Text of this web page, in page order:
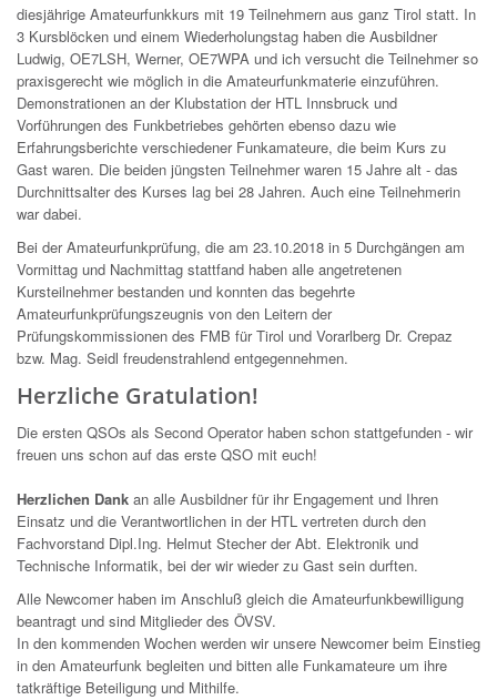
diesjährige Amateurfunkkurs mit 19 Teilnehmern aus ganz Tirol statt. In
3 Kursblöcken und einem Wiederholungstag haben die Ausbildner
Ludwig, OE7LSH, Werner, OE7WPA und ich versucht die Teilnehmer so
praxisgerecht wie möglich in die Amateurfunkmaterie einzuführen.
Demonstrationen an der Klubstation der HTL Innsbruck und
Vorführungen des Funkbetriebes gehörten ebenso dazu wie
Erfahrungsberichte verschiedener Funkamateure, die beim Kurs zu
Gast waren. Die beiden jüngsten Teilnehmer waren 15 Jahre alt - das
Durchnittsalter des Kurses lag bei 28 Jahren. Auch eine Teilnehmerin
war dabei.
Bei der Amateurfunkprüfung, die am 23.10.2018 in 5 Durchgängen am
Vormittag und Nachmittag stattfand haben alle angetretenen
Kursteilnehmer bestanden und konnten das begehrte
Amateurfunkprüfungszeugnis von den Leitern der
Prüfungskommissionen des FMB für Tirol und Vorarlberg Dr. Crepaz
bzw. Mag. Seidl freudenstrahlend entgegennehmen.
Herzliche Gratulation!
Die ersten QSOs als Second Operator haben schon stattgefunden - wir
freuen uns schon auf das erste QSO mit euch!
Herzlichen Dank an alle Ausbildner für ihr Engagement und Ihren
Einsatz und die Verantwortlichen in der HTL vertreten durch den
Fachvorstand Dipl.Ing. Helmut Stecher der Abt. Elektronik und
Technische Informatik, bei der wir wieder zu Gast sein durften.
Alle Newcomer haben im Anschluß gleich die Amateurfunkbewilligung
beantragt und sind Mitglieder des ÖVSV.
In den kommenden Wochen werden wir unsere Newcomer beim Einstieg
in den Amateurfunk begleiten und bitten alle Funkamateure um ihre
tatkräftige Beteiligung und Mithilfe.